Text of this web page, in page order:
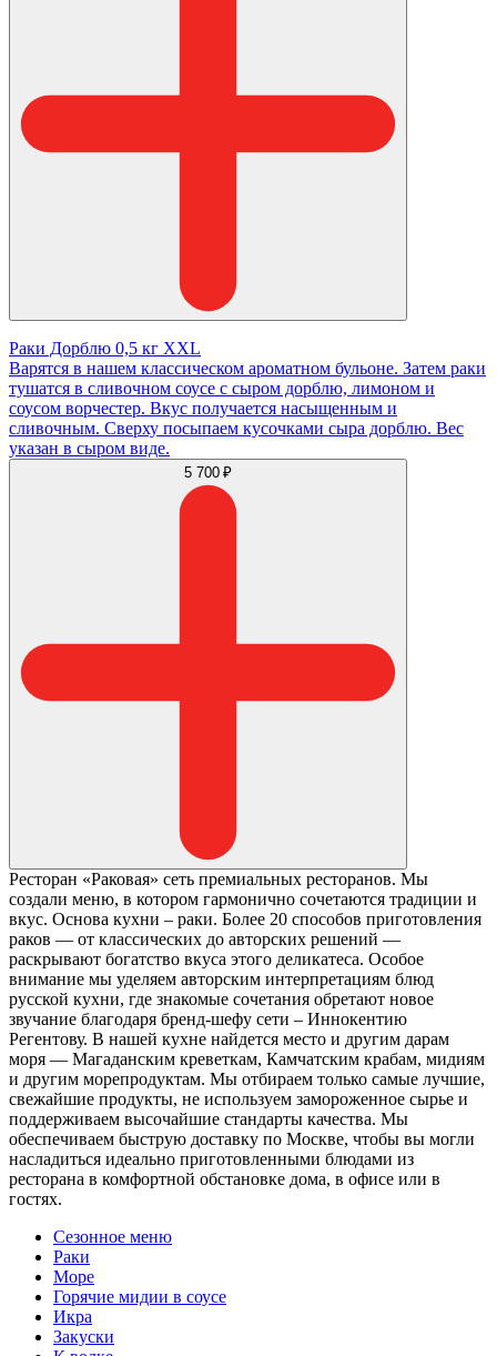
Раки Дорблю 0,5 кг XXL
Варятся в нашем классическом ароматном бульоне. Затем раки
тушатся в сливочном соусе с сыром дорблю, лимоном и
соусом ворчестер. Вкус получается насыщенным и
сливочным. Сверху посыпаем кусочками сыра дорблю. Вес
указан в сыром виде.
5 700 ₽
Ресторан «Раковая» сеть премиальных ресторанов. Мы
создали меню, в котором гармонично сочетаются традиции и
вкус. Основа кухни – раки. Более 20 способов приготовления
раков — от классических до авторских решений —
раскрывают богатство вкуса этого деликатеса. Особое
внимание мы уделяем авторским интерпретациям блюд
русской кухни, где знакомые сочетания обретают новое
звучание благодаря бренд-шефу сети – Иннокентию
Регентову. В нашей кухне найдется место и другим дарам
моря — Магаданским креветкам, Камчатским крабам, мидиям
и другим морепродуктам. Мы отбираем только самые лучшие,
свежайшие продукты, не используем замороженное сырье и
поддерживаем высочайшие стандарты качества. Мы
обеспечиваем быструю доставку по Москве, чтобы вы могли
насладиться идеально приготовленными блюдами из
ресторана в комфортной обстановке дома, в офисе или в
гостях.
Сезонное меню
Раки
Море
Горячие мидии в соусе
Икра
Закуски